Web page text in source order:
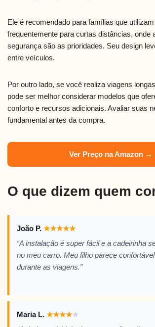
Ele é recomendado para famílias que
frequentemente para curtas distâncias, onde
segurança são as prioridades. Seu design
entre veículos.
Por outro lado, se você realiza viagens
pode ser melhor considerar modelos que
conforto e recursos adicionais. Avaliar suas
fundamental antes da compra.
Ver Preço na Amazon →
O que dizem quem
João P. ★★★★★
“A instalação é super fácil e a cadeirinha
no meu carro. Meu filho parece
durante as viagens.”
Maria L. ★★★★★